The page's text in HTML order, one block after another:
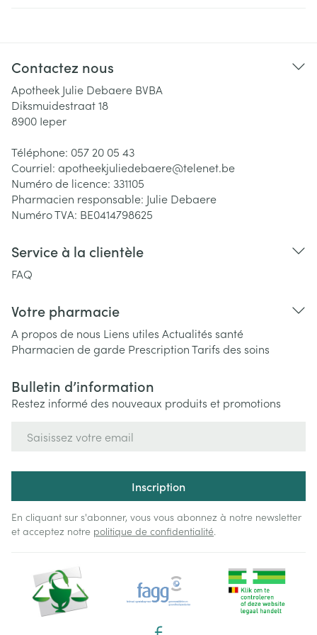
Contactez nous
Apotheek Julie Debaere BVBA
Diksmuidestraat 18
8900 Ieper
Téléphone: 057 20 05 43
Courriel: apotheekjuliedebaere@telenet.be
Numéro de licence: 331105
Pharmacien responsable: Julie Debaere
Numéro TVA: BE0414798625
Service à la clientèle
FAQ
Votre pharmacie
A propos de nous Liens utiles Actualités santé
Pharmacien de garde PrescriptionTarifs des soins
Bulletin d’information
Restez informé des nouveaux produits et promotions
Inscription
En cliquant sur s'abonner, vous vous abonnez à notre newsletter
et acceptez notre politique de confidentialité.